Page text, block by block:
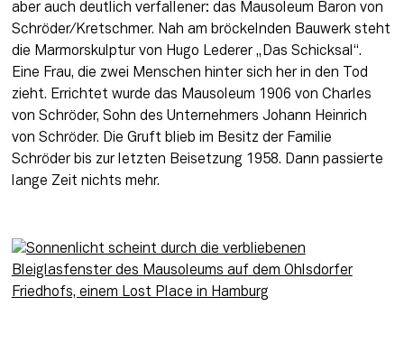
aber auch deutlich verfallener: das Mausoleum Baron von
Schröder/Kretschmer. Nah am bröckelnden Bauwerk steht
die Marmorskulptur von Hugo Lederer „Das Schicksal“.
Eine Frau, die zwei Menschen hinter sich her in den Tod
zieht. Errichtet wurde das Mausoleum 1906 von Charles
von Schröder, Sohn des Unternehmers Johann Heinrich
von Schröder. Die Gruft blieb im Besitz der Familie
Schröder bis zur letzten Beisetzung 1958. Dann passierte
lange Zeit nichts mehr.